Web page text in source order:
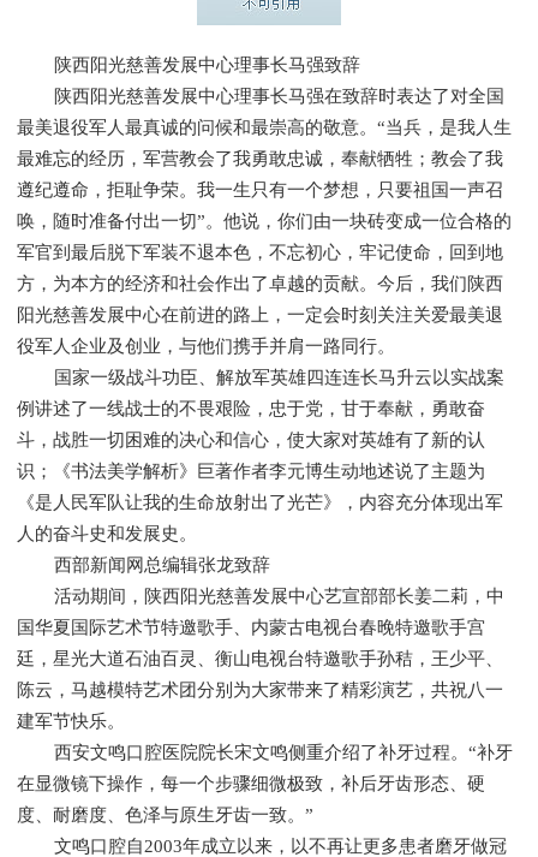
陕西阳光慈善发展中心理事长马强致辞
陕西阳光慈善发展中心理事长马强在致辞时表达了对全国
最美退役军人最真诚的问候和最崇高的敬意。“当兵，是我人生
最难忘的经历，军营教会了我勇敢忠诚，奉献牺牲；教会了我
遵纪遵命，拒耻争荣。我一生只有一个梦想，只要祖国一声召
唤，随时准备付出一切”。他说，你们由一块砖变成一位合格的
军官到最后脱下军装不退本色，不忘初心，牢记使命，回到地
方，为本方的经济和社会作出了卓越的贡献。今后，我们陕西
阳光慈善发展中心在前进的路上，一定会时刻关注关爱最美退
役军人企业及创业，与他们携手并肩一路同行。
国家一级战斗功臣、解放军英雄四连连长马升云以实战案
例讲述了一线战士的不畏艰险，忠于党，甘于奉献，勇敢奋
斗，战胜一切困难的决心和信心，使大家对英雄有了新的认
识；《书法美学解析》巨著作者李元博生动地述说了主题为
《是人民军队让我的生命放射出了光芒》，内容充分体现出军
人的奋斗史和发展史。
西部新闻网总编辑张龙致辞
活动期间，陕西阳光慈善发展中心艺宣部部长姜二莉，中
国华夏国际艺术节特邀歌手、内蒙古电视台春晚特邀歌手宫
廷，星光大道石油百灵、衡山电视台特邀歌手孙秸，王少平、
陈云，马越模特艺术团分别为大家带来了精彩演艺，共祝八一
建军节快乐。
西安文鸣口腔医院院长宋文鸣侧重介绍了补牙过程。“补牙
在显微镜下操作，每一个步骤细微极致，补后牙齿形态、硬
度、耐磨度、色泽与原生牙齿一致。”
文鸣口腔自2003年成立以来，以不再让更多患者磨牙做冠